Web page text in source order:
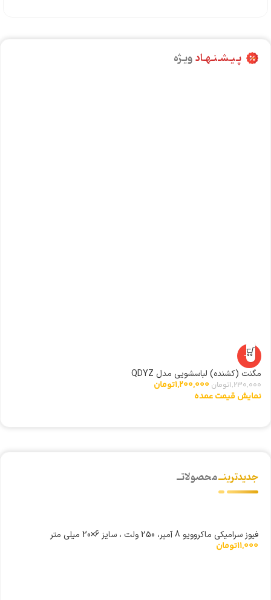
پـیـشـنـهـادویـژه
-2%
مگنت (کشنده) لباسشویی مدل QDYZ
1,230,000تومان 1,200,000تومان
نمایش قیمت عمده
جدیدترینــمحصولاتــ
فیوز سرامیکی ماکروویو 8 آمپر، 250 ولت ، سایز 6×20 میلی متر
11,000تومان